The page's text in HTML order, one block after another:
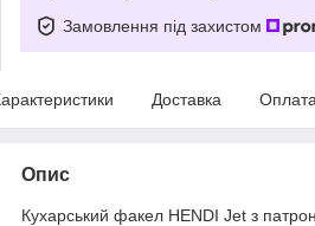
Замовлення під захистом
Доставка Оплата
Опис
Кухарський факел HENDI Jet з